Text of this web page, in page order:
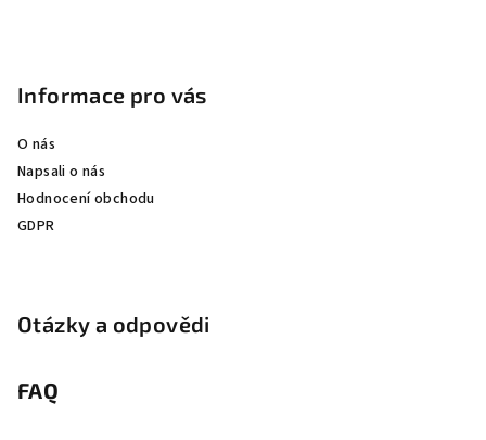
Informace pro vás
O nás
Napsali o nás
Hodnocení obchodu
GDPR
Otázky a odpovědi
FAQ